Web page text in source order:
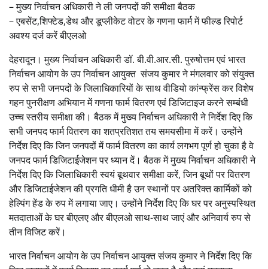
– मुख्य निर्वाचन अधिकारी ने ली जनपदों की समीक्षा बैठक
– एबसेंट,शिफ्टेड,डेथ और डूप्लीकेट वोटर के गणना फार्म में फील्ड रिपोर्ट
अवश्य दर्ज करें बीएलओ
देहरादून। मुख्य निर्वाचन अधिकारी डॉ. बी.वी.आर.सी. पुरुषोत्तम एवं भारत
निर्वाचन आयोग के उप निर्वाचन आयुक्त संजय कुमार ने मंगलवार को संयुक्त
रुप से सभी जनपदों के जिलाधिकारियों के साथ वीडियो कांन्फ्रेंस कर विशेष
गहन पुनरीक्षण अभियान में गणना फार्म वितरण एवं डिजिटाइज करने सम्बंधी
उच्च स्तरीय समीक्षा की। बैठक में मुख्य निर्वाचन अधिकारी ने निर्देश दिए कि
सभी जनपद फार्म वितरण का शतप्रतिशत तय समयसीमा में करें। उन्होंने
निर्देश दिए कि जिन जनपदों में फार्म वितरण का कार्य लगभग पूर्ण हो चुका है वे
जनपद फार्म डिजिटाईजेशन पर ध्यान दें। बैठक में मुख्य निर्वाचन अधिकारी ने
निर्देश दिए कि जिलाधिकारी स्वयं बूथवार समीक्षा करें, जिन बूथों पर वितरण
और डिजिटाईजेशन की प्रगति धीमी है उन स्थानों पर अतरिक्त कार्मिकों को
हेल्पिंग हेंड के रुप में लगाया जाए। उन्होंने निर्देश दिए कि घर पर अनुस्पस्थित
मतदाताओं के घर बीएलए और बीएलओ साथ-साथ जाएं और अनिवार्य रुप से
तीन विजिट करें।
भारत निर्वाचन आयोग के उप निर्वाचन आयुक्त संजय कुमार ने निर्देश दिए कि